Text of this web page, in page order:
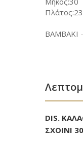
Πλάτος:23
ΒΑΜΒΑΚΙ
DIS.
ΣΧΟΙΝΙ